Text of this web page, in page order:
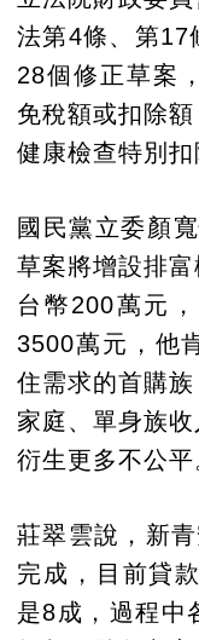
法第4條、第17
28個修正草案
免稅額或扣除額
健康檢查特別扣
國民黨立委顏
草案將增設排
台幣200萬元
3500萬元，他
住需求的首購
家庭、單身族
衍生更多不公平
莊翠雲說，新
完成，目前貸
是8成，過程中